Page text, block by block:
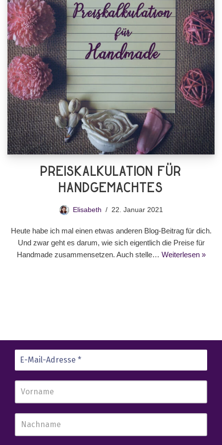
Preiskalkulation für
Handgemachtes
Elisabeth 22. Januar 2021
Heute habe ich mal einen etwas anderen Blog-Beitrag für dich.
Und zwar geht es darum, wie sich eigentlich die Preise für
Handmade zusammensetzen. Auch stelle… Weiterlesen »